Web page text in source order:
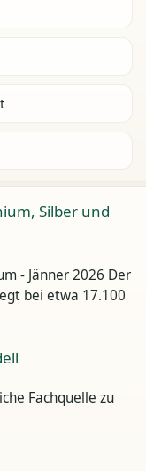
Silber und
- Jänner 2026 Der
bei etwa 17.100
Fachquelle zu